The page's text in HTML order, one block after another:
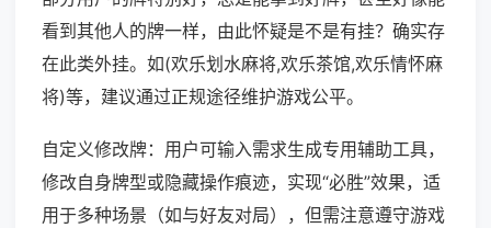
看到其他人的牌一样，由此怀疑是不是有挂？确实存
在此类外挂。如(欢乐划水麻将,欢乐茶馆,欢乐情怀麻
将)等，建议通过正规途径维护游戏公平。
自定义修改牌：用户可输入需求生成专用辅助工具，
修改自身牌型或隐藏操作痕迹，实现“必胜”效果，适
用于多种场景（如与好友对局），但需注意遵守游戏